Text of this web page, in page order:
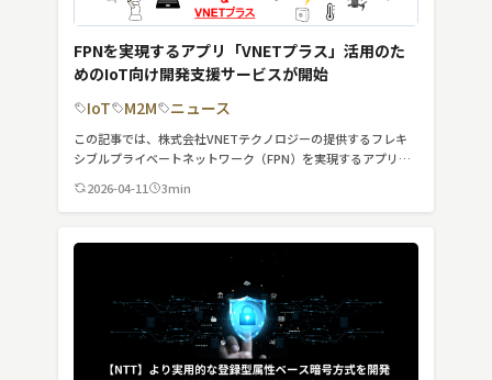
おすすめ
スマホ
FPNを実現するアプリ「VNETプラス」活用のた
めのIoT向け開発支援サービスが開始
IoT
M2M ニュース
この記事では、株式会社VNETテクノロジーの提供するフレキ
シブルプライベートネットワーク（FPN）を実現するアプリ
2026-04-11 3min